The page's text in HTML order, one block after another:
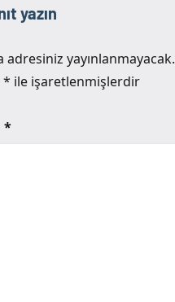
yazın
adresiniz yayınlanmayacak.
* ile işaretlenmişlerdir
*